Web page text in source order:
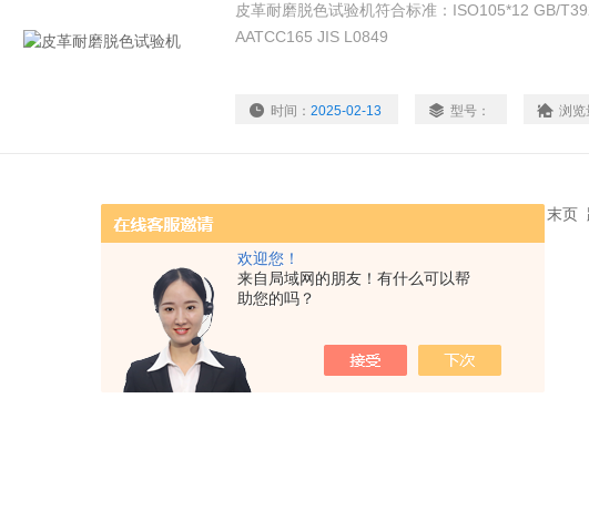
欢迎您！
来自局域网的朋友！有什么可以帮
助您的吗？
皮革耐磨脱色试验机符合标准：ISO105*12 GB/
AATCC165 JIS L0849
时间： 2025-02-13 型号： 浏览
共 1 条记录，当前 1 / 1 页 首页 上一页 下一页 末页